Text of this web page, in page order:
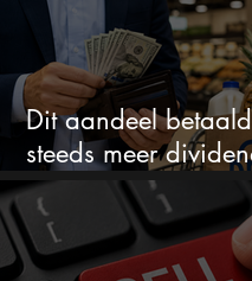
Dit aandeel
steeds meer
goedkoop